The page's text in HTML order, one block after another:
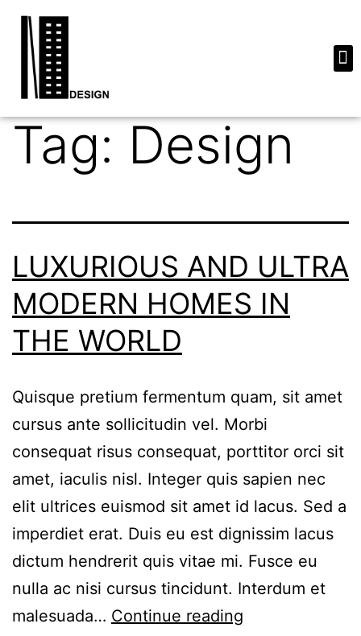
Tag: Design
LUXURIOUS AND ULTRA
MODERN HOMES IN
THE WORLD
Quisque pretium fermentum quam, sit amet
cursus ante sollicitudin vel. Morbi
consequat risus consequat, porttitor orci sit
amet, iaculis nisl. Integer quis sapien nec
elit ultrices euismod sit amet id lacus. Sed a
imperdiet erat. Duis eu est dignissim lacus
dictum hendrerit quis vitae mi. Fusce eu
nulla ac nisi cursus tincidunt. Interdum et
malesuada… Continue reading